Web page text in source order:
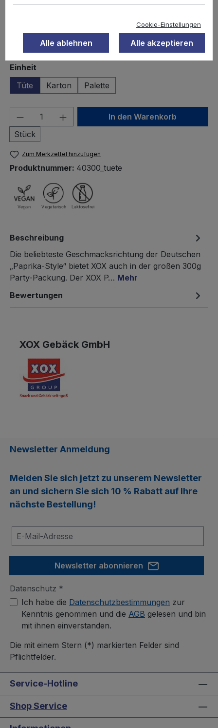
Ab12 2,32 € 7,73 € / 1 kg
Preise inkl. MwSt. zzgl. Versandkosten
Einheit
Tüte
Karton Palette
Produkt Anzahl: Gib den
Stück
In den Warenkorb
Zum Merkzettel hinzufügen
Produktnummer: 40300_tuete
Beschreibung
Die beliebteste Geschmacksrichtung der Deutschen
„Paprika-Style“ bietet XOX auch in der großen 300g
Party-Packung. Der XOX P… Mehr
Bewertungen
XOX Gebäck GmbH
Newsletter Anmeldung
Melden Sie sich jetzt zu unserem Newsletter
an und sichern Sie sich 10 % Rabatt auf Ihre
nächste Bestellung!
Newsletter abonnieren
Datenschutz *
Ich habe die Datenschutzbestimmungen zur
Kenntnis genommen und die AGB gelesen und bin
mit ihnen einverstanden.
Die mit einem Stern (*) markierten Felder sind
Pflichtfelder.
Service-Hotline
Shop Service
Cookie-Einstellungen
Alle ablehnen Alle akzeptieren